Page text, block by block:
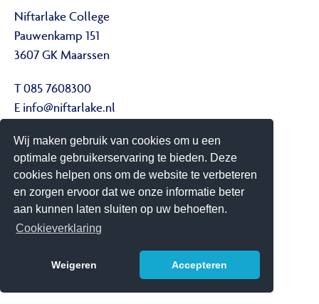
Wij maken gebruik van cookies om u een
optimale gebruikerservaring te bieden. Deze
cookies helpen ons om de website te verbeteren
en zorgen ervoor dat we onze informatie beter
aan kunnen laten sluiten op uw behoeften.
Cookieverklaring
Weigeren Accepteren
Niftarlake College
Pauwenkamp 151
3607 GK Maarssen
T 085 7608300
E info@niftarlake.nl
Volg ons ook op:
Twitter
Youtube